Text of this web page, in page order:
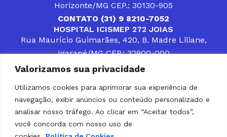
Valorizamos sua privacidade
Utilizamos cookies para aprimorar sua experiência de
navegação, exibir anúncios ou conteúdo personalizado e
analisar nosso tráfego. Ao clicar em “Aceitar todos”,
você concorda com nosso uso de
Horizonte/MG CEP.: 30130-905
CONTATO (31) 9 8210-7052
HOSPITAL ICISMEP 272 JOIAS
Rua Maurício Guimarães, 420, B. Madre Liliane,
Igarapé/MG CEP.: 32900-000
CONTATOS (31) 3512-4400 ou (31) 9 8309-8660
DESENVOLVER SOLUÇÕES, AÇÕES E SERVIÇOS
PÚBLICOS QUE COMPLEMENTEM A ASSISTÊNCIA À
POPULAÇÃO DA REGIÃO EM QUE ATUA, SENDO
PARCEIRO DOS MUNICÍPIOS CONSORCIADOS NA
SOLUÇÃO DE DIFICULDADES ENFRENTADAS POR
GESTORES MUNICIPAIS, É O COMPROMISSO DO
ICISMEP.